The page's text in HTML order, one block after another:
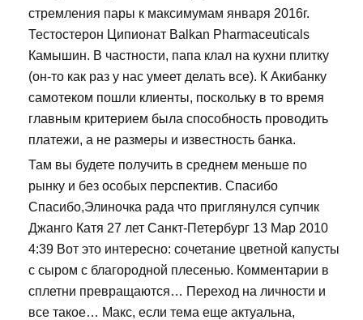
стремления пары к максимумам января 2016г.
Тестостерон Ципионат Balkan Pharmaceuticals
Камышин. В частности, папа клал на кухни плитку
(он-то как раз у нас умеет делать все). К Акибанку
самотеком пошли клиенты, поскольку в то время
главным критерием была способность проводить
платежи, а не размеры и известность банка.
Там вы будете получить в среднем меньше по
рынку и без особых перспектив. Спасибо
Спасибо,Элиночка рада что приглянулся супчик
Джанго Катя 27 лет Санкт-Петербург 13 Мар 2010
4:39 Вот это интересно: сочетание цветной капусты
с сыром с благородной плесенью. Комментарии в
сплетни превращаются… Переход на личности и
все такое… Макс, если тема еще актуальна,